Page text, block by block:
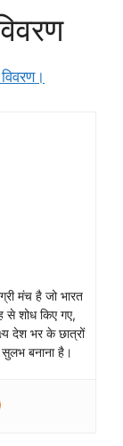
मंच है जो भारत
से शोध किए गए,
देश भर के छात्रों
सुलभ बनाना है।